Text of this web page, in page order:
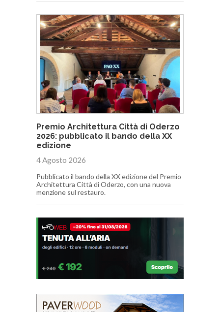
Premio Architettura Città di Oderzo
2026: pubblicato il bando della XX
edizione
4 Agosto 2026
Pubblicato il bando della XX edizione del Premio
Architettura Città di Oderzo, con una nuova
menzione sul restauro.